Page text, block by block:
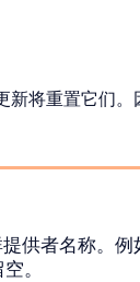
新将重置它们。
供者名称。例
。